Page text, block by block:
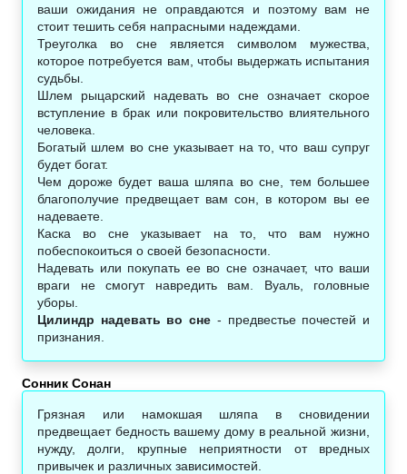
ваши ожидания не оправдаются и поэтому вам не
стоит тешить себя напрасными надеждами.
Треуголка во сне является символом мужества,
которое потребуется вам, чтобы выдержать испытания
судьбы.
Шлем рыцарский надевать во сне означает скорое
вступление в брак или покровительство влиятельного
человека.
Богатый шлем во сне указывает на то, что ваш супруг
будет богат.
Чем дороже будет ваша шляпа во сне, тем большее
благополучие предвещает вам сон, в котором вы ее
надеваете.
Каска во сне указывает на то, что вам нужно
побеспокоиться о своей безопасности.
Надевать или покупать ее во сне означает, что ваши
враги не смогут навредить вам. Вуаль, головные
уборы.
Цилиндр надевать во сне - предвестье почестей и
признания.
Сонник Сонан‎
Грязная или намокшая шляпа в сновидении
предвещает бедность вашему дому в реальной жизни,
нужду, долги, крупные неприятности от вредных
привычек и различных зависимостей.